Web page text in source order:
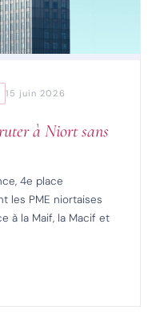
15 juin 2026
à Niort sans
4e place
les PME niortaises
à la Maif, la Macif et